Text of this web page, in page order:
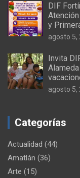
DIF
y
agosto 5,
Invita
agosto 5,
Categorías
Actualidad (44)
Amatlán (36)
Arte (15)